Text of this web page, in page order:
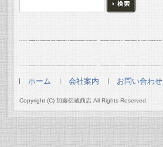
ホーム 会社案内 お問い合わせ
Copyright (C) 加藤伝蔵商店 All Rights Reserved.